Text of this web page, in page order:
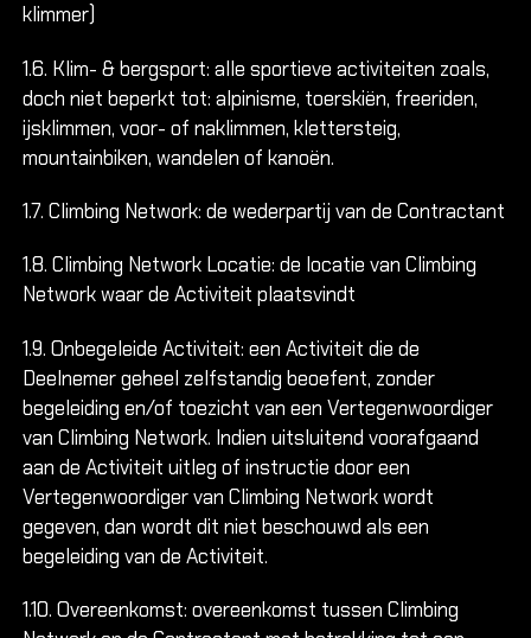
klimmer)
1.6. Klim- & bergsport: alle sportieve activiteiten zoals,
doch niet beperkt tot: alpinisme, toerskiën, freeriden,
ijsklimmen, voor- of naklimmen, klettersteig,
mountainbiken, wandelen of kanoën.
1.7. Climbing Network: de wederpartij van de Contractant
1.8. Climbing Network Locatie: de locatie van Climbing
Network waar de Activiteit plaatsvindt
1.9. Onbegeleide Activiteit: een Activiteit die de
Deelnemer geheel zelfstandig beoefent, zonder
begeleiding en/of toezicht van een Vertegenwoordiger
van Climbing Network. Indien uitsluitend voorafgaand
aan de Activiteit uitleg of instructie door een
Vertegenwoordiger van Climbing Network wordt
gegeven, dan wordt dit niet beschouwd als een
begeleiding van de Activiteit.
1.10. Overeenkomst: overeenkomst tussen Climbing